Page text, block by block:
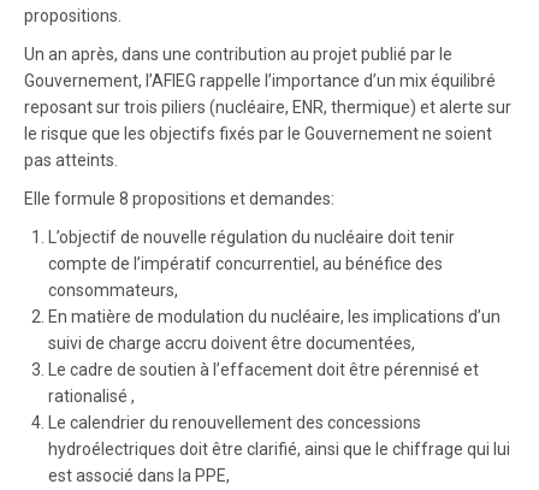
propositions.
Un an après, dans une contribution au projet publié par le
Gouvernement, l’AFIEG rappelle l’importance d’un mix équilibré
reposant sur trois piliers (nucléaire, ENR, thermique) et alerte sur
le risque que les objectifs fixés par le Gouvernement ne soient
pas atteints.
Elle formule 8 propositions et demandes:
L’objectif de nouvelle régulation du nucléaire doit tenir
compte de l’impératif concurrentiel, au bénéfice des
consommateurs,
En matière de modulation du nucléaire, les implications d’un
suivi de charge accru doivent être documentées,
Le cadre de soutien à l’effacement doit être pérennisé et
rationalisé ,
Le calendrier du renouvellement des concessions
hydroélectriques doit être clarifié, ainsi que le chiffrage qui lui
est associé dans la PPE,